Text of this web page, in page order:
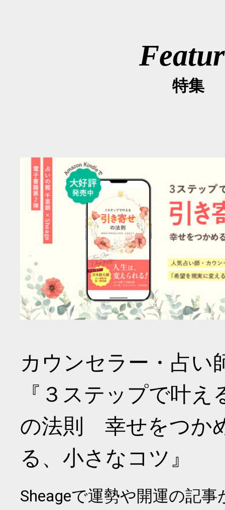
特集
カウンセラー・占い
『３ステップで叶
の法則 幸せをつか
る、小さなコツ』
Sheageで運勢や開運の記